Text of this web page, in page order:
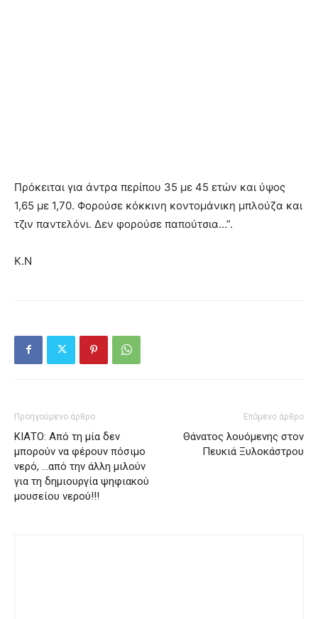
Πρόκειται για άντρα περίπου 35 με 45 ετών και ύψος
1,65 με 1,70. Φορούσε κόκκινη κοντομάνικη μπλούζα και
τζιν παντελόνι. Δεν φορούσε παπούτσια…”.
Κ.Ν
Προηγούμενο άρθρο
ΚΙΑΤΟ: Από τη μία δεν
μπορούν να φέρουν πόσιμο
νερό, …από την άλλη μιλούν
για τη δημιουργία ψηφιακού
μουσείου νερού!!!
Επόμενο άρθρο
Θάνατος λουόμενης στον
Πευκιά Ξυλοκάστρου